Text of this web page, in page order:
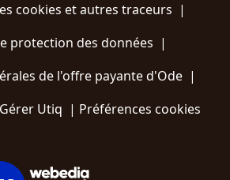
cookies et autres traceurs |
protection des données |
de l'offre payante d'Ode |
Gérer Utiq | Préférences cookies